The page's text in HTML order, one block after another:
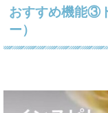
おすすめ機能③
ー）